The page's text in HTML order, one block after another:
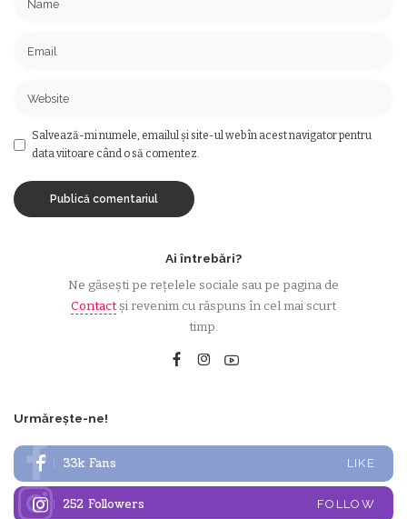
Salvează-mi numele, emailul și site-ul web în acest navigator pentru
data viitoare când o să comentez.
Ai întrebări?
Ne găsești pe rețelele sociale sau pe pagina de
Contactși revenim cu răspuns în cel mai scurt
timp.
Urmărește-ne!
33k Fans LIKE
252 Followers FOLLOW